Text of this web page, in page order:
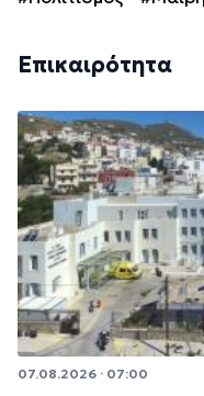
Επικαιρότητα
07.08.2026 · 07:00